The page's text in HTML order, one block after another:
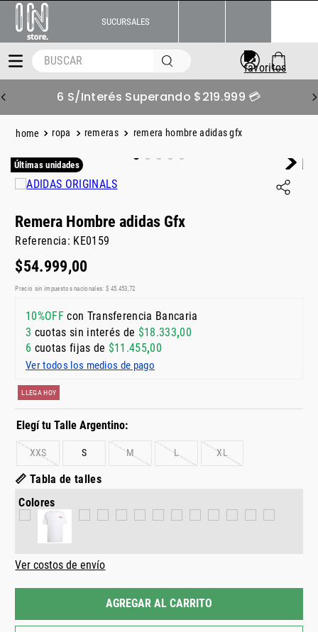
SUCURSALES
BUSCAR
6 S/Interés Superando $219.999 💳
ropa remeras remera hombre adidas gfx
Últimas unidades
Remera Hombre adidas Gfx
Referencia: KE0159
$54.999,00
Precio sin impuestos nacionales: $ 45 453 72
10%OFFcon Transferencia Bancaria
3 cuotas sin interés de $18.333,00
6 cuotas fijas de $11 .455,00
Ver todos los medios de pago
LLEGA HOY
S M L XL
XXS
📏 Tabla de talles
Colores
Ver costos de envío
AGREGAR AL CARRITO